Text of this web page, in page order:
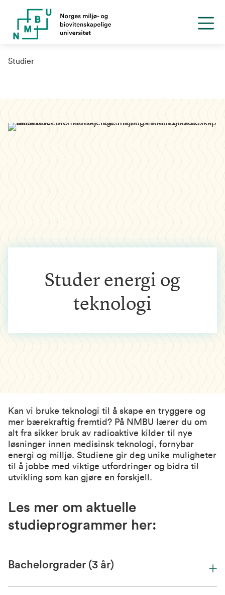
Studier
Studer energi og
teknologi
Kan vi bruke teknologi til å skape en tryggere og
mer bærekraftig fremtid? På NMBU lærer du om
alt fra sikker bruk av radioaktive kilder til nye
løsninger innen medisinsk teknologi, fornybar
energi og milljø. Studiene gir deg unike muligheter
til å jobbe med viktige utfordringer og bidra til
utvikling som kan gjøre en forskjell.
Les mer om aktuelle
studieprogrammer her:
Bachelorgrader (3 år)